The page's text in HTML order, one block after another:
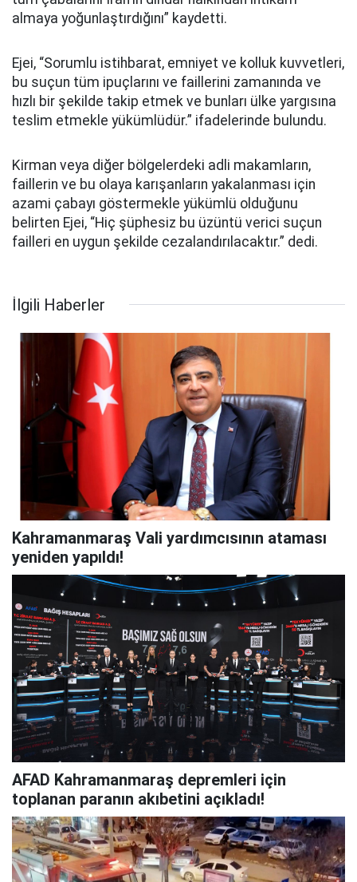
almaya yoğunlaştırdığını” kaydetti.
Ejei, “Sorumlu istihbarat, emniyet ve kolluk kuvvetleri,
bu suçun tüm ipuçlarını ve faillerini zamanında ve
hızlı bir şekilde takip etmek ve bunları ülke yargısına
teslim etmekle yükümlüdür.” ifadelerinde bulundu.
Kirman veya diğer bölgelerdeki adli makamların,
faillerin ve bu olaya karışanların yakalanması için
azami çabayı göstermekle yükümlü olduğunu
belirten Ejei, “Hiç şüphesiz bu üzüntü verici suçun
failleri en uygun şekilde cezalandırılacaktır.” dedi.
İlgili Haberler
Kahramanmaraş Vali yardımcısının ataması
yeniden yapıldı!
AFAD Kahramanmaraş depremleri için
toplanan paranın akıbetini açıkladı!